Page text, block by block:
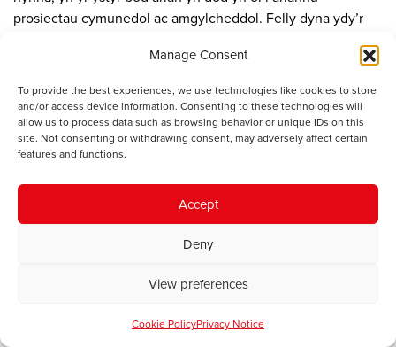
Manage Consent
To provide the best experiences, we use technologies like cookies to store
and/or access device information. Consenting to these technologies will
allow us to process data such as browsing behavior or unique IDs on this
site. Not consenting or withdrawing consent, may adversely affect certain
features and functions.
Accept
Deny
View preferences
Cookie PolicyPrivacy Notice
prosiectau cymunedol ac amgylcheddol. Felly dyna ydy’r
cymunedol, yn adeilad neu adnodd naturiol, sut da ni fel
cymuned yn medru perchnogi hynna, ac ymhyfrydu ynddo
hefyd, di ddim jyst am yr arian, da ni’n datblygu hyder wrth
gwneud y pethau yma, mae o’n ymwneud a’r
ymwybyddiaeth amgylcheddol, a hynny yn arwain at
cymunedol, datblygu tri gofod datblygu cymunedol, ma tyfu
bwyd yn eithriadol o bwysig, ma ‘food security’ yn thema
amgylcheddol hefyd. Mae’r datblygiadau yn Dyffryn Ogwen
Yr Athro Andrew Edwards (Prifysgol Bangor)